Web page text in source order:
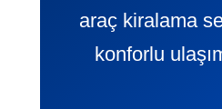
araç kiralama
konforlu